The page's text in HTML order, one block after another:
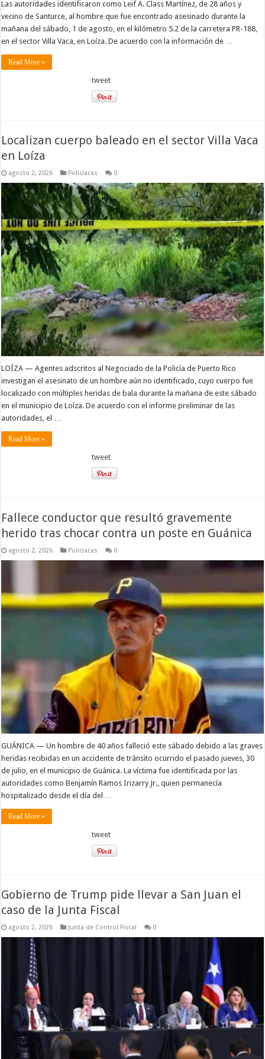
Las autoridades identificaron como Leif A. Class Martínez, de 28 años y
vecino de Santurce, al hombre que fue encontrado asesinado durante la
mañana del sábado, 1 de agosto, en el kilómetro 5.2 de la carretera PR-188,
en el sector Villa Vaca, en Loíza. De acuerdo con la información de …
Read More »
tweet
Localizan cuerpo baleado en el sector Villa Vaca
en Loíza
agosto 2, 2026 Policiacas 0
LOÍZA — Agentes adscritos al Negociado de la Policía de Puerto Rico
investigan el asesinato de un hombre aún no identificado, cuyo cuerpo fue
localizado con múltiples heridas de bala durante la mañana de este sábado
en el municipio de Loíza. De acuerdo con el informe preliminar de las
autoridades, el …
Read More »
tweet
Fallece conductor que resultó gravemente
herido tras chocar contra un poste en Guánica
agosto 2, 2026 Policiacas 0
GUÁNICA — Un hombre de 40 años falleció este sábado debido a las graves
heridas recibidas en un accidente de tránsito ocurrido el pasado jueves, 30
de julio, en el municipio de Guánica. La víctima fue identificada por las
autoridades como Benjamín Ramos Irizarry Jr., quien permanecía
hospitalizado desde el día del …
Read More »
tweet
Gobierno de Trump pide llevar a San Juan el
caso de la Junta Fiscal
agosto 2, 2026 Junta de Control Fiscal 0